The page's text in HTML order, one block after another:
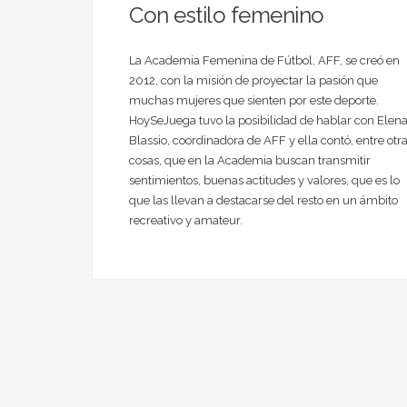
Con estilo femenino
La Academia Femenina de Fútbol, AFF, se creó en
2012, con la misión de proyectar la pasión que
muchas mujeres que sienten por este deporte.
HoySeJuega tuvo la posibilidad de hablar con
Blassio, coordinadora de AFF y ella contó, entre
cosas, que en la Academia buscan transmitir
sentimientos, buenas actitudes y valores, que es lo
que las llevan a destacarse del resto en un ámbito
recreativo y amateur.